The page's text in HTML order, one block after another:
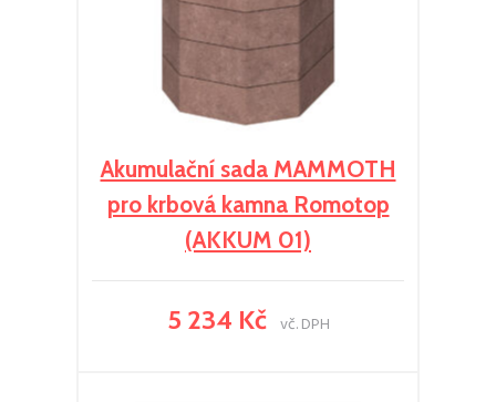
Akumulační sada MAMMOTH
pro krbová kamna Romotop
(AKKUM 01)
5 234 Kč vč. DPH